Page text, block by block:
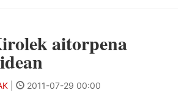
aitorpena
2011-07-29 00:00